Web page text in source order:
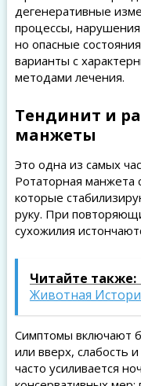
дегенеративные
процессы,
но опасные
варианты с
методами лечения.
Тендинит и
манжеты
Это одна из самых
Ротаторная манжета
которые
руку. При
сухожилия
Читайте также:
Животная
Симптомы включают
или вверх, слабость
часто усиливается